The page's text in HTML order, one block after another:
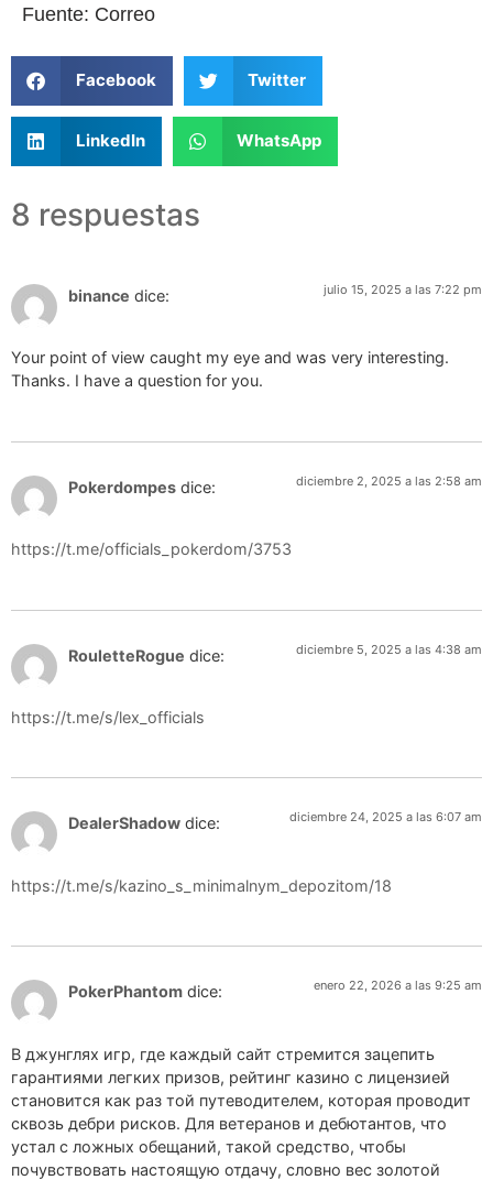
Fuente: Correo
Facebook Twitter
LinkedIn WhatsApp
8 respuestas
binance dice: julio 15, 2025 a las 7:22 pm
Your point of view caught my eye and was very interesting.
Thanks. I have a question for you.
Pokerdompes dice: diciembre 2, 2025 a las 2:58 am
https://t.me/officials_pokerdom/3753
RouletteRogue dice: diciembre 5, 2025 a las 4:38 am
https://t.me/s/lex_officials
DealerShadow dice: diciembre 24, 2025 a las 6:07 am
https://t.me/s/kazino_s_minimalnym_depozitom/18
PokerPhantom dice: enero 22, 2026 a las 9:25 am
В джунглях игр, где каждый сайт стремится зацепить
гарантиями легких призов, рейтинг казино с лицензией
становится как раз той путеводителем, которая проводит
сквозь дебри рисков. Для ветеранов и дебютантов, что
устал с ложных обещаний, такой средство, чтобы
почувствовать настоящую отдачу, словно вес золотой